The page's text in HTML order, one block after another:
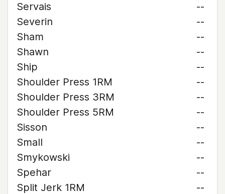
Servais
--
Severin
--
Sham
--
Shawn
--
Ship
--
Shoulder Press 1RM
--
Shoulder Press 3RM
--
Shoulder Press 5RM
--
Sisson
--
Small
--
Smykowski
--
Spehar
--
Split Jerk 1RM
--